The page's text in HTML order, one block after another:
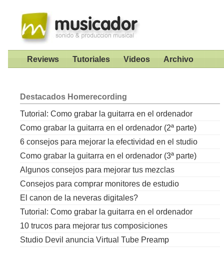
Reviews Tutoriales Videos Archivo
Destacados Homerecording
Tutorial: Como grabar la guitarra en el ordenador
Como grabar la guitarra en el ordenador (2ª parte)
6 consejos para mejorar la efectividad en el studio
Como grabar la guitarra en el ordenador (3ª parte)
Algunos consejos para mejorar tus mezclas
Consejos para comprar monitores de estudio
El canon de la neveras digitales?
Tutorial: Como grabar la guitarra en el ordenador
10 trucos para mejorar tus composiciones
Studio Devil anuncia Virtual Tube Preamp